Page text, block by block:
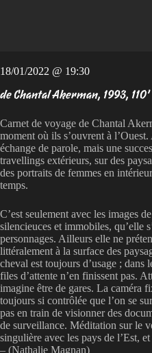
18/01/2022 @ 19:30
de Chantal Akerman, 1993, 110’
Carnet de voyage de Chantal
moment où ils s’ouvrent à
échange de parole, mais une
travellings extérieurs, sur des
des portraits de femmes en
temps.
C’est seulement avec les images
silencieuces et immobiles, qu’elle
personnages. Ailleurs elle ne
littéralement à la surface des
cheval est toujours d’usage ; dans
files d’attente n’en finissent pas.
imagine être de gares. La caméra
toujours si contrôlée que l’on se
pas en train de visionner des
de surveillance. Méditation sur le
singulière avec les pays de l’Est,
– (Nathalie Magnan)